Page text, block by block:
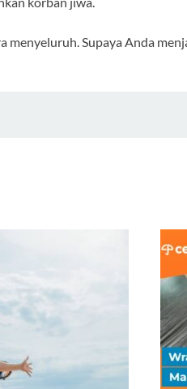
Supaya Anda